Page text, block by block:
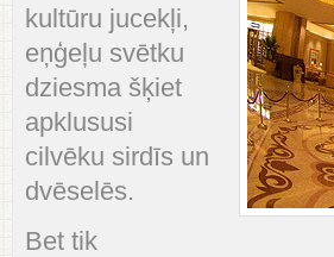
kultūru jucekļi,
eņģeļu svētku
dziesma šķiet
apklususi
cilvēku sirdīs un
dvēselēs.
Bet tik